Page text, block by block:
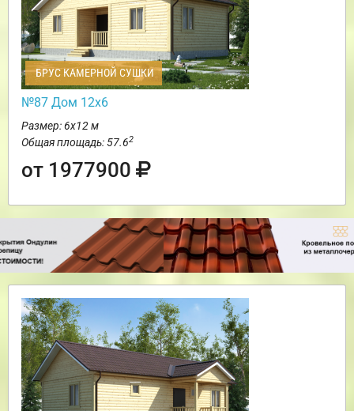
БРУС КАМЕРНОЙ СУШКИ
№87 Дом 12х6
Размер: 6х12 м
Общая площадь: 57.62
от 1977900